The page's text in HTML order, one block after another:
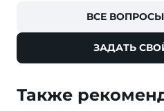
ВСЕ
ЗАДАТЬ
Также